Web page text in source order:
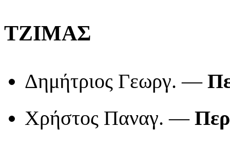
ΤΖΙΜΑΣ
Δημήτριος Γεωργ. —
Χρήστος Παναγ. —